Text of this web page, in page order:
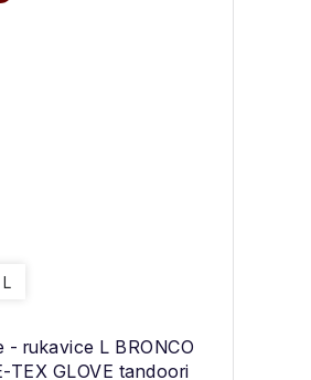
- rukavice L BRONCO
TEX GLOVE tandoori
L